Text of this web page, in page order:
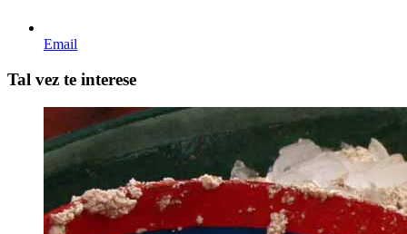
Email
Tal vez te interese